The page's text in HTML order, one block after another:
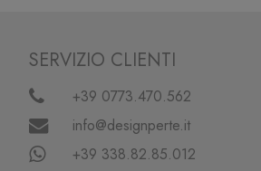
SERVIZIO CLIENTI
+39 0773.470.562
info@designperte.it
+39 338.82.85.012